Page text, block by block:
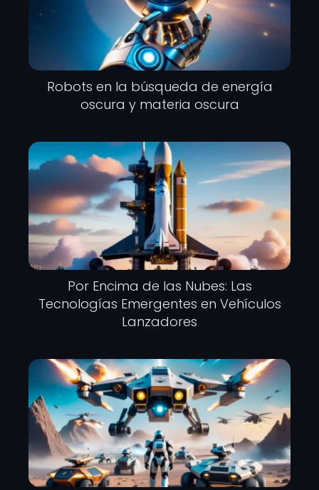
Robots en la búsqueda de energía
oscura y materia oscura
Por Encima de las Nubes: Las
Tecnologías Emergentes en Vehículos
Lanzadores